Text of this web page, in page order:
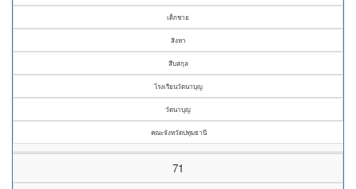
เด็กชาย
สิงหา
สืบสกุล
โรงเรียนวัดนาบุญ
วัดนาบุญ
คณะจังหวัดปทุมธานี
71